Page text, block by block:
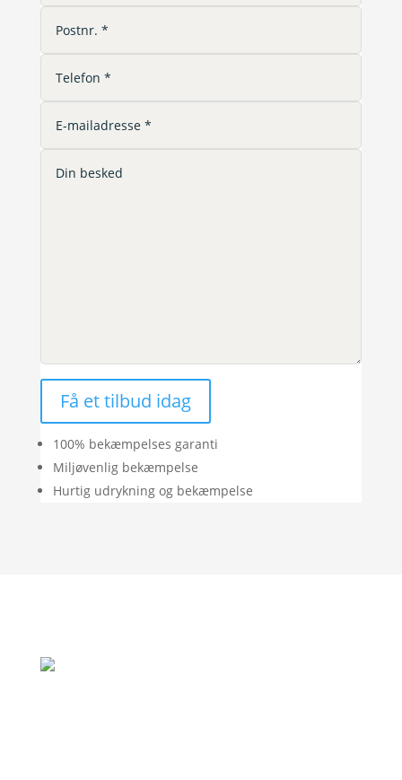
Få et tilbud idag
100% bekæmpelses garanti
Miljøvenlig bekæmpelse
Hurtig udrykning og bekæmpelse